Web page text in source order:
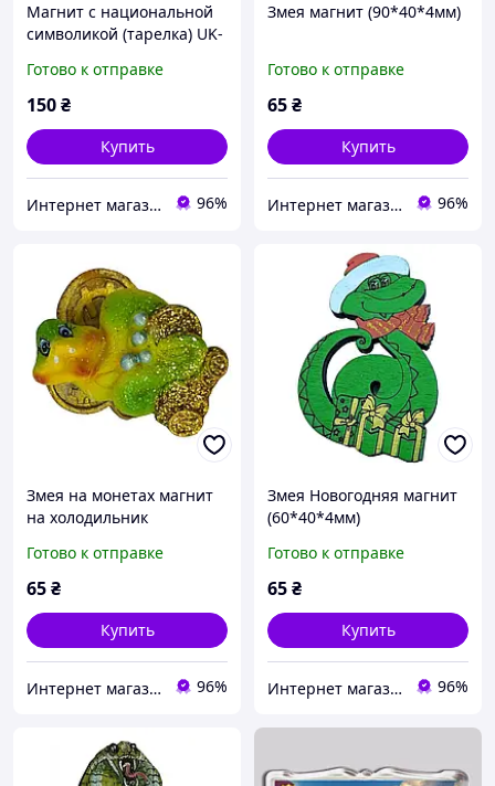
Магнит с национальной
символикой (тарелка) UK-
Готово к отправке
150₴
Купить
Интернет магазин Мир подарков 96%
Змея магнит (90*40*4мм)
Готово к отправке
65₴
Купить
Интернет магазин Мир подарков 96%
Змея на монетах магнит
на холодильник
Готово к отправке
65₴
Купить
Интернет магазин Мир подарков 96%
Змея Новогодняя магнит
(60*40*4мм)
Готово к отправке
65₴
Купить
Интернет магазин Мир подарков 96%